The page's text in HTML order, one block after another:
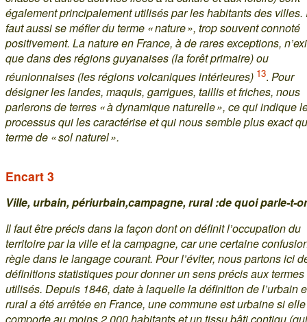
également principalement utilisés par les habitants des villes.
faut aussi se méfier du terme « nature », trop souvent connoté
positivement. La nature en France, à de rares exceptions,
que dans des régions guyanaises (la forêt primaire) ou
réunionnaises (les régions volcaniques intérieures) 13. Pour
désigner les landes, maquis, garrigues, taillis et friches, nous
parlerons de terres « à dynamique naturelle », ce qui indique
processus qui les caractérise et qui nous semble plus exact
terme de « sol naturel ».
Encart 3
Ville, urbain, périurbain,campagne, rural :de quoi parle-t-
Il faut être précis dans la façon dont on définit l’occupation du
territoire par la ville et la campagne, car une certaine
règle dans le langage courant. Pour l’éviter, nous partons ici
définitions statistiques pour donner un sens précis aux termes
utilisés. Depuis 1846, date à laquelle la définition de l’urbain
rural a été arrêtée en France, une commune est urbaine si elle